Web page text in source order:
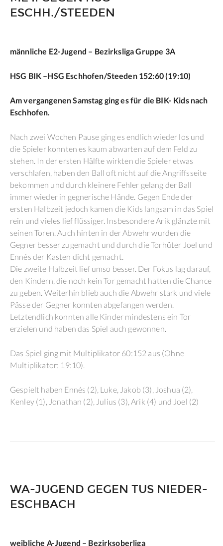
ESCHH./STEEDEN
männliche E2-Jugend – Bezirksliga Gruppe 3A
HSG BIK –HSG Eschhofen/Steeden 152:60 (19:10)
Am vergangenen Samstag ging es für die BIK- Kids nach
Eschhofen.
Nach zwei Wochen Pause ging es endlich wieder los und
die Spieler konnten es kaum abwarten auf dem Feld zu
stehen. In der ersten Hälfte wirkten die Spieler etwas
verschlafen, haben den Ball oft nicht auf die Angriffsseite
bekommen und durch kleinere Fehler gelang der Ball
immer wieder in gegnerische Hände. Gegen Ende der
ersten Halbzeit jedoch kamen die Kids langsam in das Spiel
rein und vieles lief flüssiger. Insbesondere Arik glänzte mit
seinen Toren. Auch hinten in der Abwehr wurden die
Gegner besser zugemacht und durch die Torhüter Joel und
Ennés der Kasten dicht gemacht.
Die zweite Halbzeit lief umso besser. Der Fokus lag darauf,
den Kindern, die noch kein Tor gemacht hatten die Chance
zu geben. Weiterhin blieb auch die Abwehr stark und viele
Pässe der Gegner konnten abgefangen werden.
Letztendlich konnten alle Kinder mindestens ein Tor
erzielen und haben das Spiel auch gewonnen.
Das Spiel ging mit Multiplikator 60:152 aus (Ohne
Multiplikator: 19:10).
Gespielt haben Ennés (2), Luke, Jakob (3), Joshua (2),
Kenley (1), Jonathan (2), Julius (3), Arik (4) und Joel (2)
WA-JUGEND GEGEN TUS NIEDER-
ESCHBACH
weibliche A-Jugend – Bezirksoberliga